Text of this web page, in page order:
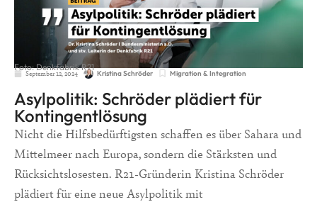
Foto: Denkfabrik R21
September 12, 2024 Kristina Schröder Migration & Integration
Asylpolitik: Schröder plädiert für
Kontingentlösung
Nicht die Hilfsbedürftigsten schaffen es über Sahara und
Mittelmeer nach Europa, sondern die Stärksten und
Rücksichtslosesten. R21-Gründerin Kristina Schröder
plädiert für eine neue Asylpolitik mit